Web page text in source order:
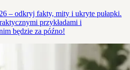
– odkryj fakty, mity i ukryte pułapki.
przykładami i
będzie za późno!